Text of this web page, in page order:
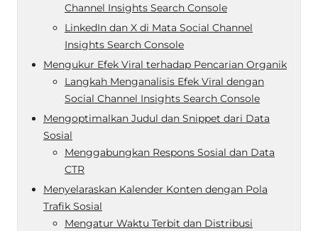
Channel Insights Search Console
LinkedIn dan X di Mata Social Channel
Insights Search Console
Mengukur Efek Viral terhadap Pencarian Organik
Langkah Menganalisis Efek Viral dengan
Social Channel Insights Search Console
Mengoptimalkan Judul dan Snippet dari Data
Sosial
Menggabungkan Respons Sosial dan Data
CTR
Menyelaraskan Kalender Konten dengan Pola
Trafik Sosial
Mengatur Waktu Terbit dan Distribusi